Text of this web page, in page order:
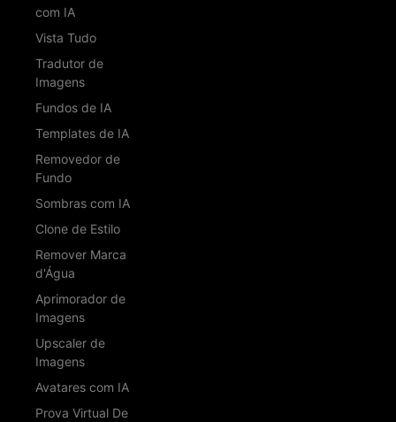
com IA
Vista Tudo
Tradutor de
Imagens
Fundos de IA
Templates de IA
Removedor de
Fundo
Sombras com IA
Clone de Estilo
Remover Marca
d'Água
Aprimorador de
Imagens
Upscaler de
Imagens
Avatares com IA
Prova Virtual De